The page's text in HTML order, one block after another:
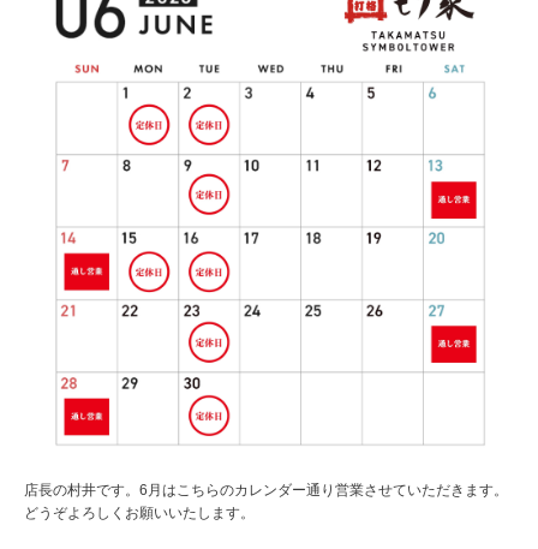
店長の村井です。6月はこちらのカレンダー通り営業させていただきます。
どうぞよろしくお願いいたします。